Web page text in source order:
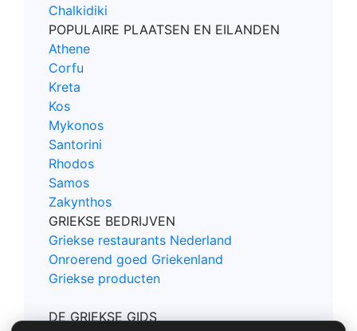
Chalkidiki
POPULAIRE PLAATSEN EN EILANDEN
Athene
Corfu
Kreta
Kos
Mykonos
Santorini
Rhodos
Samos
Zakynthos
GRIEKSE BEDRIJVEN
Griekse restaurants Nederland
Onroerend goed Griekenland
Griekse producten
DE GRIEKSE GIDS